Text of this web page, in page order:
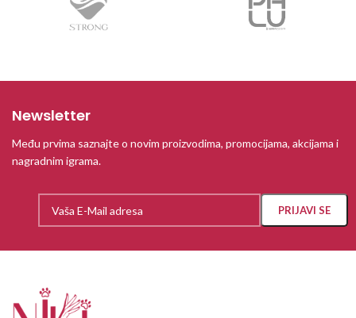
Newsletter
Među prvima saznajte o novim proizvodima, promocijama, akcijama i
nagradnim igrama.